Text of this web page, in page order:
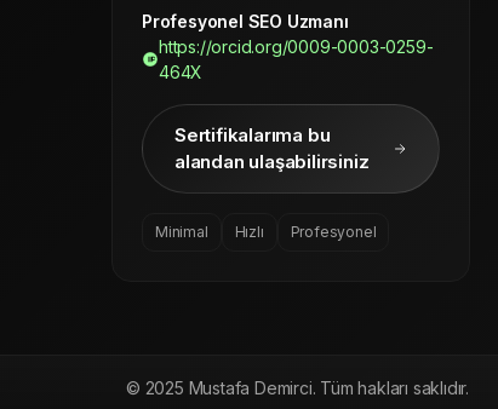
Profesyonel SEO Uzmanı
https://orcid.org/0009-0003-0259-
464X
Sertifikalarıma bu
alandan ulaşabilirsiniz
Minimal Hızlı Profesyonel
© 2025 Mustafa Demirci. Tüm hakları saklıdır.